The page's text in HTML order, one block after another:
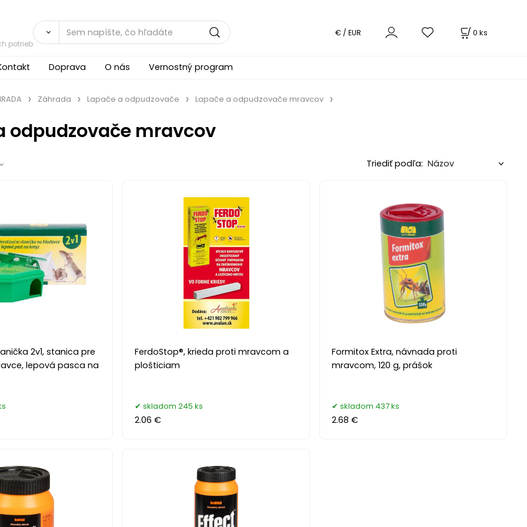
potrieb
0 ks
€ / EUR
Doprava O nás Vernostný program
Záhrada Lapače a odpudzovače Lapače a odpudzovače mravcov
odpudzovače mravcov
Triediť podľa:
2v1, stanica pre
lepová pasca na
FerdoStop®, krieda proti mravcom a
plošticiam
skladom 245 ks
2.06 €
Formitox Extra, návnada proti
mravcom, 120 g, prášok
skladom 437 ks
2.68 €